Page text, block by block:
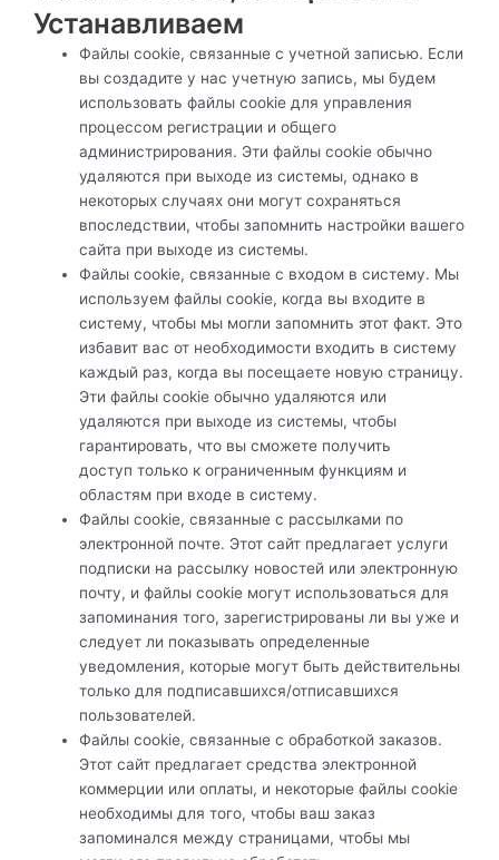
Устанавливаем
Файлы cookie, связанные с учетной записью. Если
вы создадите у нас учетную запись, мы будем
использовать файлы cookie для управления
процессом регистрации и общего
администрирования. Эти файлы cookie обычно
удаляются при выходе из системы, однако в
некоторых случаях они могут сохраняться
впоследствии, чтобы запомнить настройки вашего
сайта при выходе из системы.
Файлы cookie, связанные с входом в систему. Мы
используем файлы cookie, когда вы входите в
систему, чтобы мы могли запомнить этот факт. Это
избавит вас от необходимости входить в систему
каждый раз, когда вы посещаете новую страницу.
Эти файлы cookie обычно удаляются или
удаляются при выходе из системы, чтобы
гарантировать, что вы сможете получить
доступ только к ограниченным функциям и
областям при входе в систему.
Файлы cookie, связанные с рассылками по
электронной почте. Этот сайт предлагает услуги
подписки на рассылку новостей или электронную
почту, и файлы cookie могут использоваться для
запоминания того, зарегистрированы ли вы уже и
следует ли показывать определенные
уведомления, которые могут быть действительны
только для подписавшихся/отписавшихся
пользователей.
Файлы cookie, связанные с обработкой заказов.
Этот сайт предлагает средства электронной
коммерции или оплаты, и некоторые файлы cookie
необходимы для того, чтобы ваш заказ
запоминался между страницами, чтобы мы